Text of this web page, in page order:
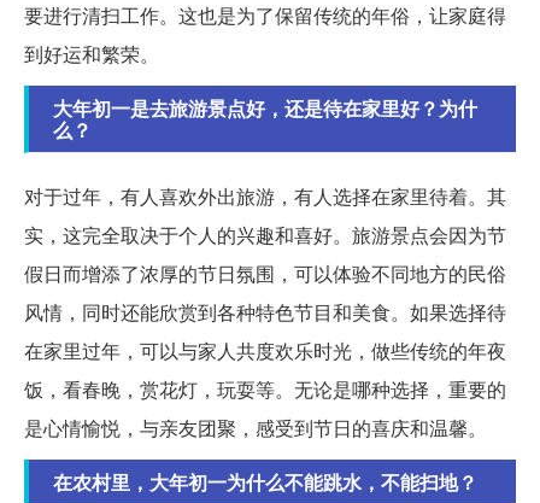
要进行清扫工作。这也是为了保留传统的年俗，让家庭得
到好运和繁荣。
大年初一是去旅游景点好，还是待在家里好？为什
么？
对于过年，有人喜欢外出旅游，有人选择在家里待着。其
实，这完全取决于个人的兴趣和喜好。旅游景点会因为节
假日而增添了浓厚的节日氛围，可以体验不同地方的民俗
风情，同时还能欣赏到各种特色节目和美食。如果选择待
在家里过年，可以与家人共度欢乐时光，做些传统的年夜
饭，看春晚，赏花灯，玩耍等。无论是哪种选择，重要的
是心情愉悦，与亲友团聚，感受到节日的喜庆和温馨。
在农村里，大年初一为什么不能跳水，不能扫地？